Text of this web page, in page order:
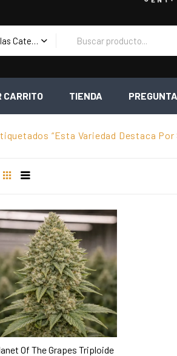
Todas las Categorias
CARRITO TIENDA
“esta Variedad Destaca Por
Of The Grapes Triploide